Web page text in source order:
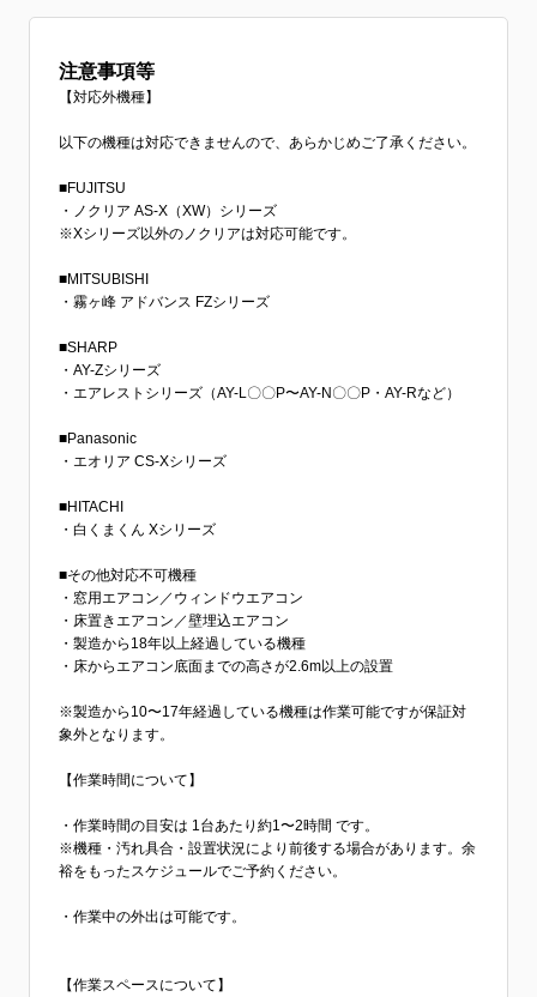
注意事項等
【対応外機種】
以下の機種は対応できませんので、あらかじめご了承ください。
■FUJITSU
・ノクリア AS-X（XW）シリーズ
※Xシリーズ以外のノクリアは対応可能です。
■MITSUBISHI
・霧ヶ峰 アドバンス FZシリーズ
■SHARP
・AY-Zシリーズ
・エアレストシリーズ（AY-L〇〇P〜AY-N〇〇P・AY-Rなど）
■Panasonic
・エオリア CS-Xシリーズ
■HITACHI
・白くまくん Xシリーズ
■その他対応不可機種
・窓用エアコン／ウィンドウエアコン
・床置きエアコン／壁埋込エアコン
・製造から18年以上経過している機種
・床からエアコン底面までの高さが2.6m以上の設置
※製造から10〜17年経過している機種は作業可能ですが保証対
象外となります。
【作業時間について】
・作業時間の目安は 1台あたり約1〜2時間 です。
※機種・汚れ具合・設置状況により前後する場合があります。余
裕をもったスケジュールでご予約ください。
・作業中の外出は可能です。
【作業スペースについて】